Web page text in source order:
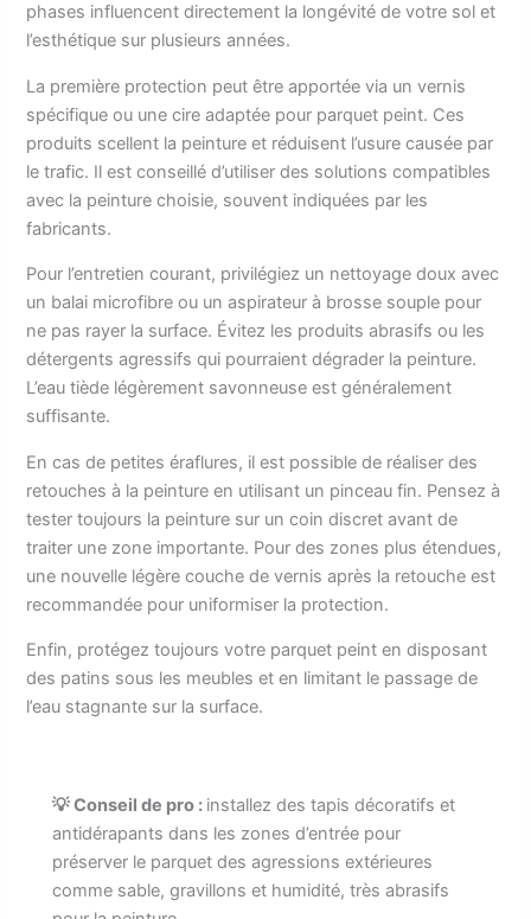
phases influencent directement la longévité de votre sol et
l’esthétique sur plusieurs années.
La première protection peut être apportée via un vernis
spécifique ou une cire adaptée pour parquet peint. Ces
produits scellent la peinture et réduisent l’usure causée par
le trafic. Il est conseillé d’utiliser des solutions compatibles
avec la peinture choisie, souvent indiquées par les
fabricants.
Pour l’entretien courant, privilégiez un nettoyage doux avec
un balai microfibre ou un aspirateur à brosse souple pour
ne pas rayer la surface. Évitez les produits abrasifs ou les
détergents agressifs qui pourraient dégrader la peinture.
L’eau tiède légèrement savonneuse est généralement
suffisante.
En cas de petites éraflures, il est possible de réaliser des
retouches à la peinture en utilisant un pinceau fin. Pensez à
tester toujours la peinture sur un coin discret avant de
traiter une zone importante. Pour des zones plus étendues,
une nouvelle légère couche de vernis après la retouche est
recommandée pour uniformiser la protection.
Enfin, protégez toujours votre parquet peint en disposant
des patins sous les meubles et en limitant le passage de
l’eau stagnante sur la surface.
💡 Conseil de pro : installez des tapis décoratifs et
antidérapants dans les zones d’entrée pour
préserver le parquet des agressions extérieures
comme sable, gravillons et humidité, très abrasifs